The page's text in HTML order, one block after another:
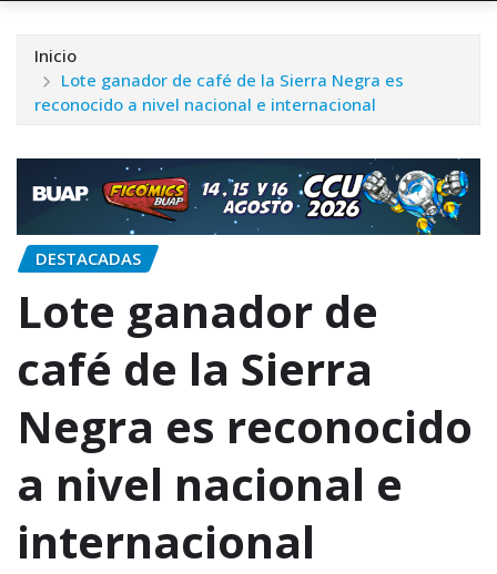
Inicio
Lote ganador de café de la Sierra Negra es
reconocido a nivel nacional e internacional
DESTACADAS
Lote ganador de
café de la Sierra
Negra es reconocido
a nivel nacional e
internacional